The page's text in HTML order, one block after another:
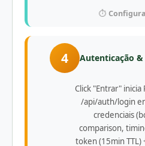
⏱️
4 Autenticação
Click "Entrar" inicia
/api/auth/login
credenciais
comparison,
token (15min TTL)